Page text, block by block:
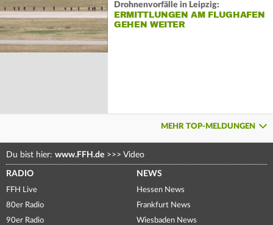
Drohnenvorfälle in Leipzig:
ERMITTLUNGEN AM FLUGHAFEN
GEHEN WEITER
MEHR TOP-MELDUNGEN
Du bist hier: www.FFH.de >>> Video
RADIO
FFH Live
80er Radio
90er Radio
NEWS
Hessen News
Frankfurt News
Wiesbaden News